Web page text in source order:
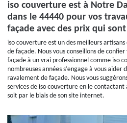
iso couverture est à Notre
dans le 44440 pour vos
façade avec des prix qui
iso couverture est un des meilleurs
de façade. Nous vous conseillons de
façade à un vrai professionnel comme iso
nombreuses années s’engage à vous aider
ravalement de façade. Nous vous
services de iso couverture en le
soit par le biais de son site internet.